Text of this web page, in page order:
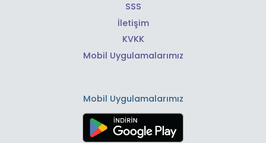
SSS
İletişim
KVKK
Mobil Uygulamalarımız
Mobil Uygulamalarımız